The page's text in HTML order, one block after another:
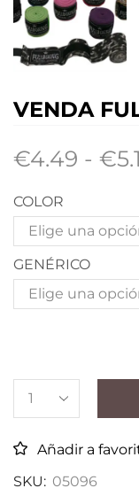
VENDA
€4.49 - €
COLOR
GENÉRICO
Añadir a
SKU: 05096